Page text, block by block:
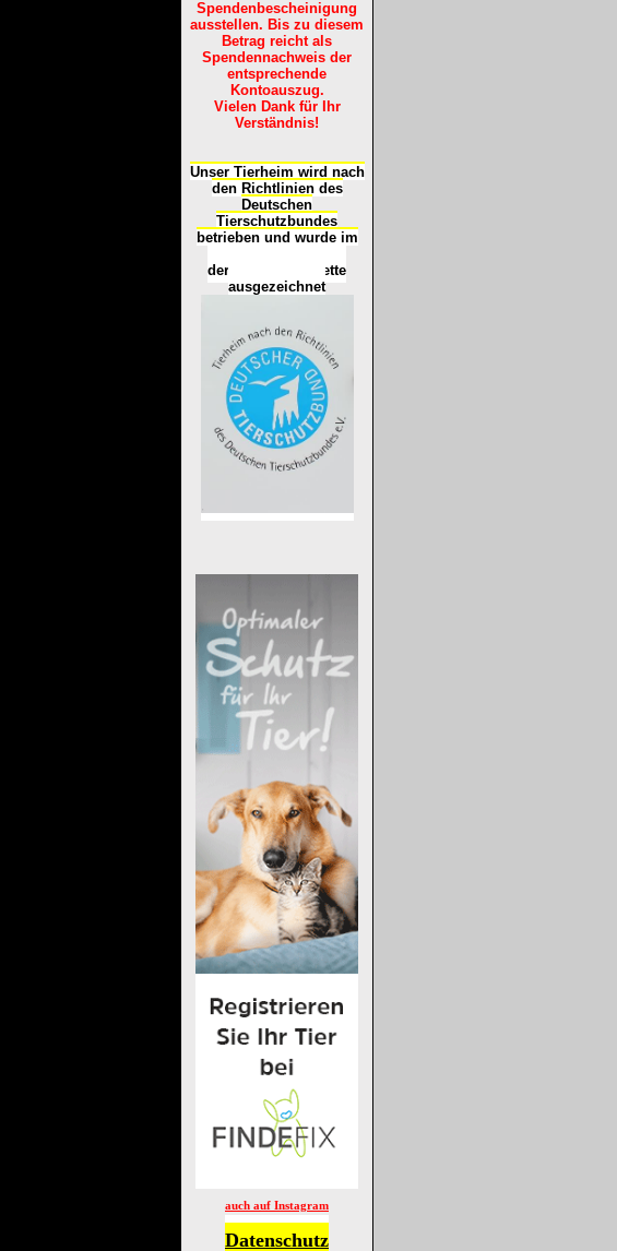
Spendenbescheinigung
ausstellen. Bis zu diesem
Betrag reicht als
Spendennachweis der
entsprechende
Kontoauszug.
Vielen Dank für Ihr
Verständnis!
Unser Tierheim wird nach
den Richtlinien des
Deutschen
Tierschutzbundes
betrieben und wurde im
der
Tierheimplakette
ausgezeichnet
auch auf Instagram
Datenschutz